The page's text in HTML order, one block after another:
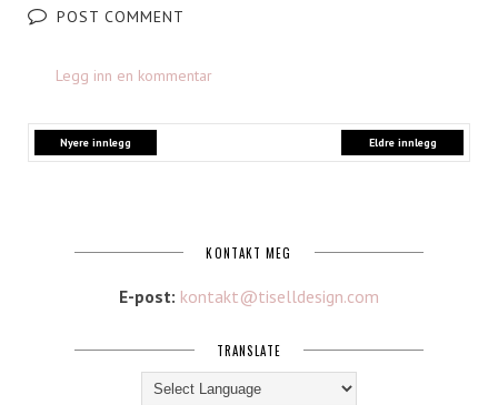
POST COMMENT
Legg inn en kommentar
Nyere innlegg Eldre innlegg
KONTAKT MEG
E-post: kontakt@tiselldesign.com
TRANSLATE